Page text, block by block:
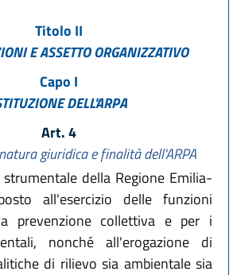
Titolo II
E ASSETTO ORGANIZZATIVO
Capo I
DELL'ARPA
Art. 4
giuridica e finalità dell'ARPA
strumentale della Regione Emilia-
all'esercizio delle funzioni
prevenzione collettiva e per i
nonché all'erogazione di
di rilievo sia ambientale sia